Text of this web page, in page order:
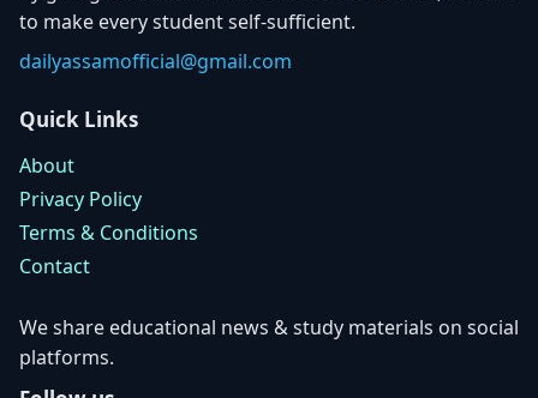
to make every student self-sufficient.
dailyassamofficial@gmail.com
Quick Links
About
Privacy Policy
Terms & Conditions
Contact
We share educational news & study materials on social
platforms.